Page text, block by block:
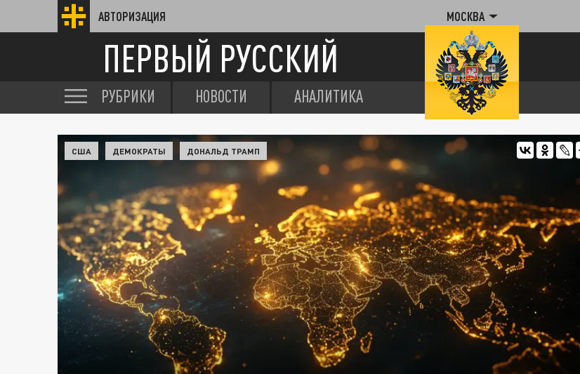
АВТОРИЗАЦИЯ МОСКВА
ПЕРВЫЙ РУССКИЙ
РУБРИКИ НОВОСТИ АНАЛИТИКА
США ДЕМОКРАТЫ ДОНАЛЬД ТРАМП